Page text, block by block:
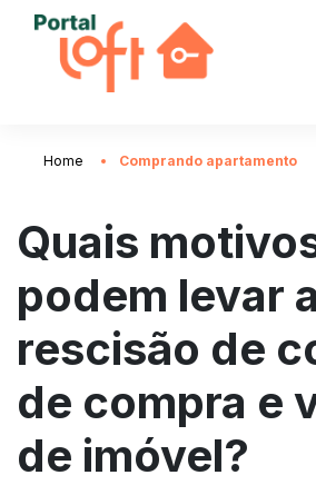
Home Comprando apartamento
Quais
podem levar a
rescisão de
de compra e
de imóvel?